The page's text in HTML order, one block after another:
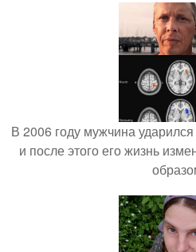
В 2006 году мужчина
и после этого его жизнь